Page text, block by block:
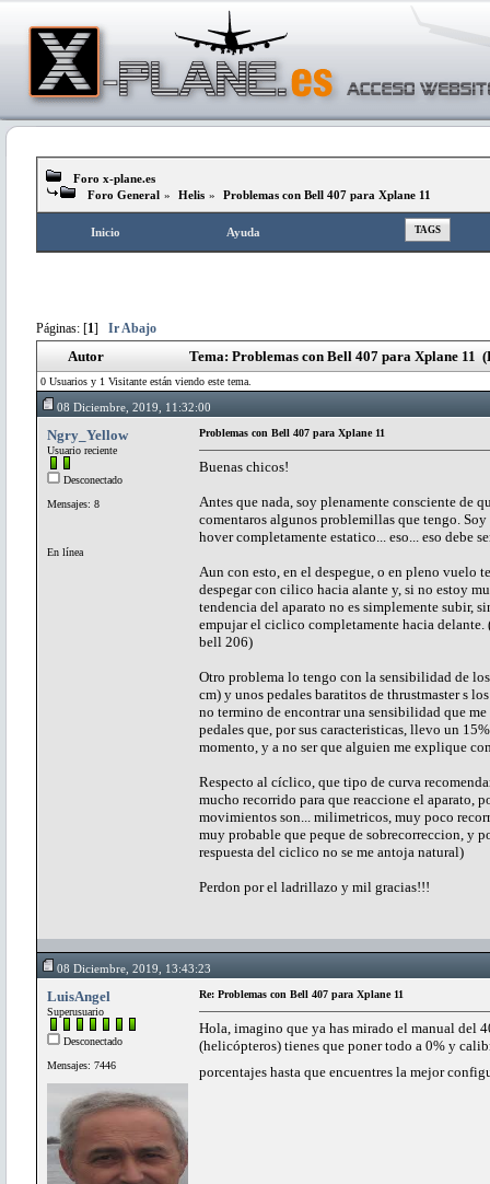
Foro x-plane.es
Foro General » Helis » Problemas con Bell 407 para Xplane 11
Inicio Ayuda TAGS
Páginas: [1] Ir Abajo
Autor Tema: Problemas con Bell 407 para Xplane 11
0 Usuarios y 1 Visitante están viendo este tema.
08 Diciembre, 2019, 11:32:00
Ngry_Yellow
Usuario reciente
Desconectado
Mensajes: 8
En línea
Problemas con Bell 407 para Xplane 11
Buenas chicos!
Antes que nada, soy plenamente consciente de
comentaros algunos problemillas que tengo.
hover completamente estatico... eso... eso debe
Aun con esto, en el despegue, o en pleno vuelo
despegar con cilico hacia alante y, si no estoy
tendencia del aparato no es simplemente subir,
empujar el ciclico completamente hacia
bell 206)
Otro problema lo tengo con la sensibilidad de
cm) y unos pedales baratitos de thrustmaster s
no termino de encontrar una sensibilidad que
pedales que, por sus caracteristicas, llevo un
momento, y a no ser que alguien me explique
Respecto al cíclico, que tipo de curva
mucho recorrido para que reaccione el aparato,
movimientos son... milimetricos, muy poco
muy probable que peque de sobrecorreccion, y
respuesta del ciclico no se me antoja natural)
Perdon por el ladrillazo y mil gracias!!!
08 Diciembre, 2019, 13:43:23
LuisAngel
Superusuario
Desconectado
Mensajes: 7446
Re: Problemas con Bell 407 para Xplane 11
Hola, imagino que ya has mirado el manual del
(helicópteros) tienes que poner todo a 0% y
porcentajes hasta que encuentres la mejor